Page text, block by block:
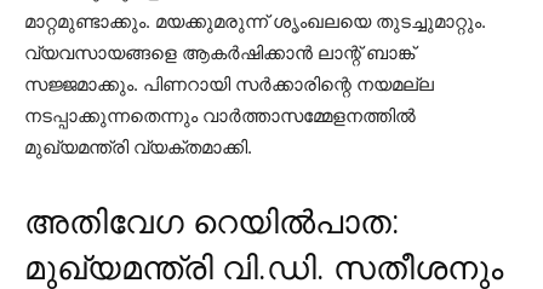
മാറ്റമുണ്ടാക്കും. മയക്കുമരുന്ന് ശൃംഖലയെ തുടച്ചുമാറ്റും.
വ്യവസായങ്ങളെ ആകര്‍ഷിക്കാന്‍ ലാന്റ് ബാങ്ക്
സജ്ജമാക്കും. പിണറായി സര്‍ക്കാരിന്റെ നയമല്ല
നടപ്പാക്കുന്നതെന്നും വാര്‍ത്താസമ്മേളനത്തില്‍
മുഖ്യമന്ത്രി വ്യക്തമാക്കി.
അതിവേഗ റെയില്‍പാത:
മുഖ്യമന്ത്രി വി.ഡി. സതീശനും